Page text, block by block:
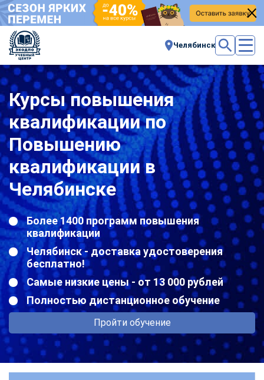
Челябинск
Курсы повышения
квалификации по
Повышению
квалификации в
Челябинске
Более 1400 программ повышения
квалификации
Челябинск - доставка удостоверения
бесплатно!
Самые низкие цены - от 13 000 рублей
Полностью дистанционное обучение
Пройти обучение